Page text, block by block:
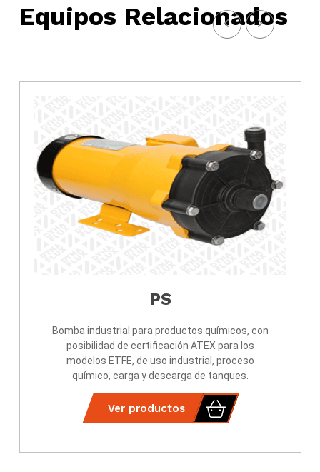
Equipos Relacionados
PS
Bomba industrial para productos químicos, con
posibilidad de certificación ATEX para los
modelos ETFE, de uso industrial, proceso
químico, carga y descarga de tanques.
Ver productos